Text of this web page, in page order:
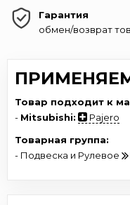
Гарантия
обмен/возврат
Товар подходит к
- Mitsubishi:
Pajero
Товарная группа:
- Подвеска и Рулевое